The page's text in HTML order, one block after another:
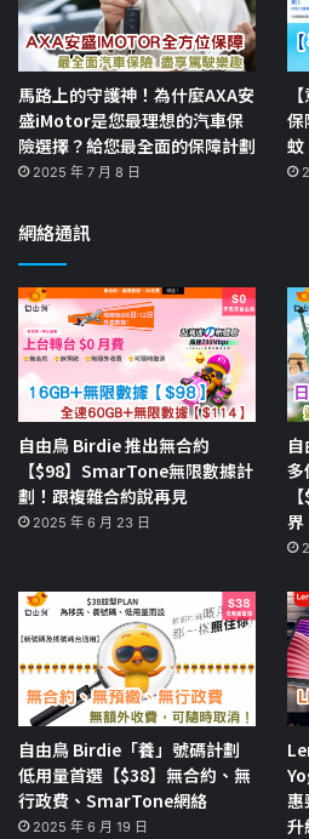
馬路上的守護神！為什麼AXA安
盛iMotor是您最理想的汽車保
險選擇？給您最全面的保障計劃
2025 年 7 月 8 日
保
蚊
網絡通訊
自由鳥 Birdie 推出無合約
【$98】SmarTone無限數據計
劃！跟複雜合約說再見
2025 年 6 月 23 日
多
界
自由鳥 Birdie「養」號碼計劃
低用量首選【$38】無合約、無
行政費、SmarTone網絡
2025 年 6 月 19 日
惠
升